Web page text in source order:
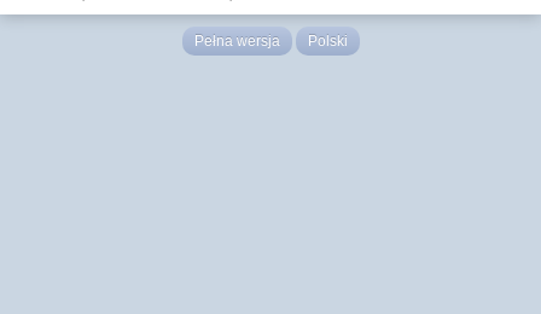
Pełna wersja Polski